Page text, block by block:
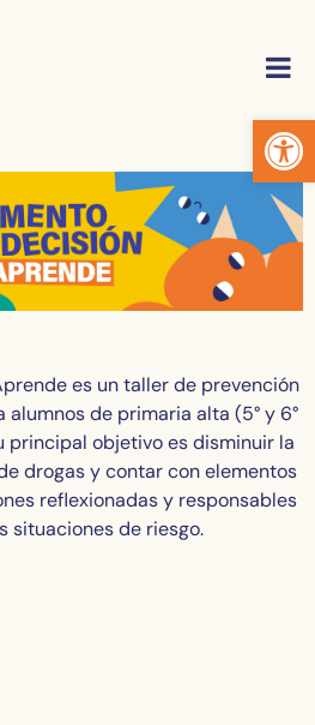
Abrir
es un taller de prevención
de primaria alta (5° y 6°
principal objetivo es disminuir la
drogas y contar con elementos
reflexionadas y responsables
situaciones de riesgo.